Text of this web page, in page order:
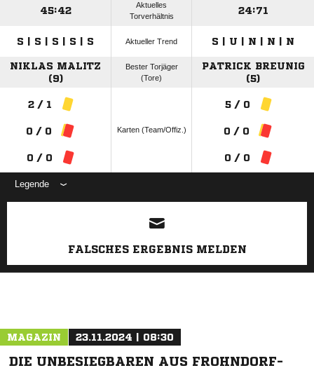
45:42
Aktuelles
Torverhältnis
24:71
S | S | S | S | S Aktueller Trend S | U | N | N | N
NIKLAS MALITZ
(9)
Bester Torjäger
(Tore)
PATRICK BREUNIG
(5)
2 / 1
0 / 0
0 / 0
Karten (Team/Offiz.)
5 / 0
0 / 0
0 / 0
Legende
ANZEIGE
FALSCHES ERGEBNIS MELDEN
MAGAZIN 23.11.2024 | 08:30
DIE UNBESIEGBAREN AUS FROHNDORF-